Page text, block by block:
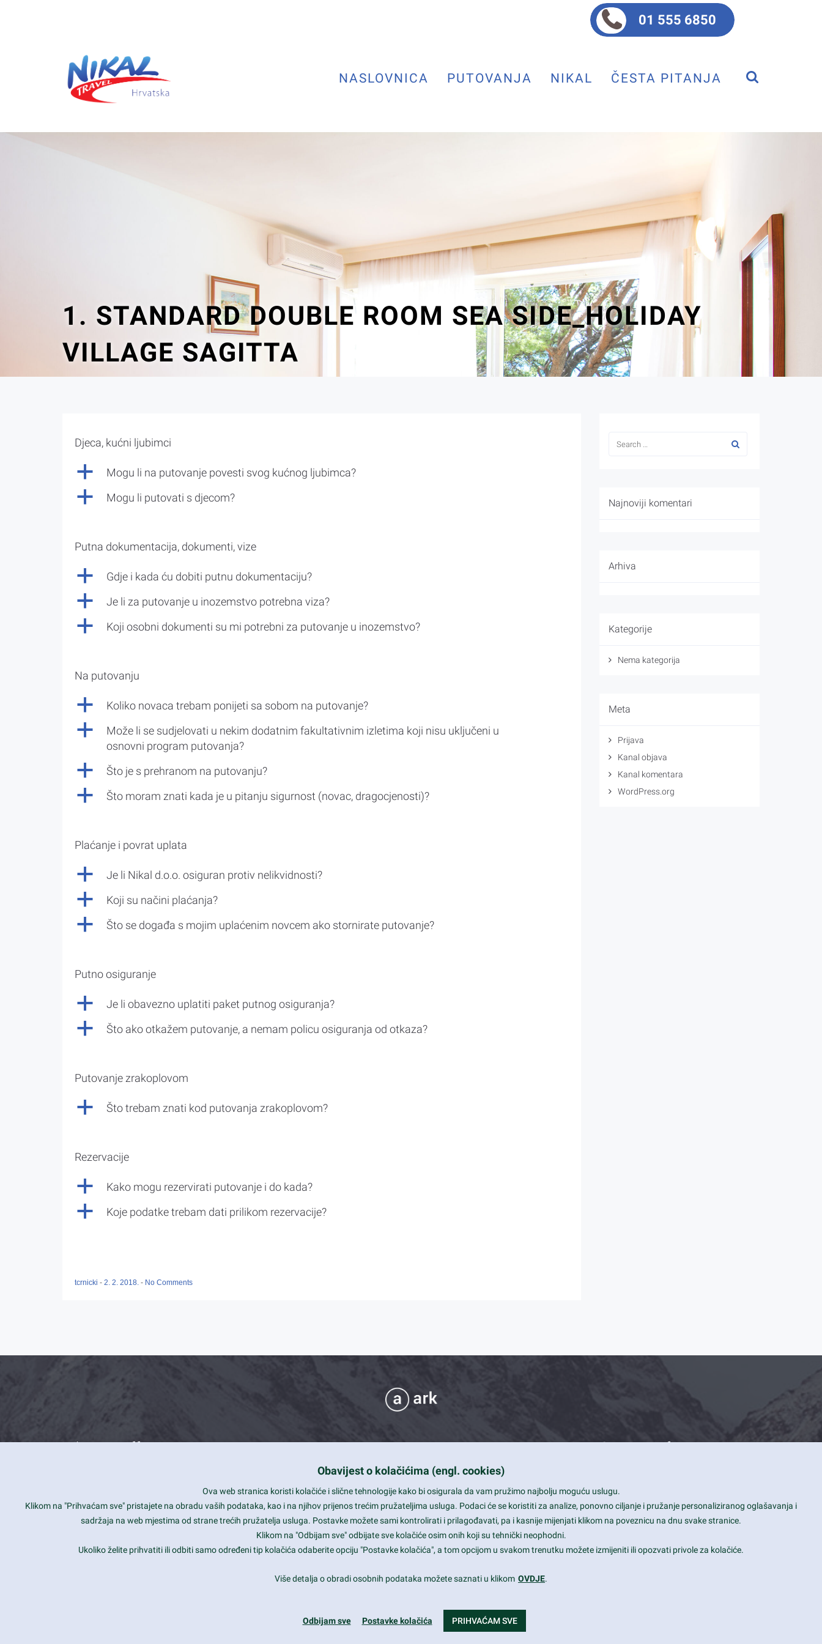
01 555 6850
NASLOVNICA PUTOVANJA NIKAL ČESTA PITANJA
1. STANDARD DOUBLE ROOM SEA SIDE_HOLIDAY
VILLAGE SAGITTA
Djeca, kućni ljubimci
a Mogu li na putovanje povesti svog kućnog ljubimca?
a Mogu li putovati s djecom?
Putna dokumentacija, dokumenti, vize
a Gdje i kada ću dobiti putnu dokumentaciju?
a Je li za putovanje u inozemstvo potrebna viza?
a Koji osobni dokumenti su mi potrebni za putovanje u inozemstvo?
Na putovanju
a Koliko novaca trebam ponijeti sa sobom na putovanje?
a
Može li se sudjelovati u nekim dodatnim fakultativnim izletima koji nisu uključeni u
osnovni program putovanja?
a Što je s prehranom na putovanju?
a Što moram znati kada je u pitanju sigurnost (novac, dragocjenosti)?
Plaćanje i povrat uplata
a Je li Nikal d.o.o. osiguran protiv nelikvidnosti?
a Koji su načini plaćanja?
a Što se događa s mojim uplaćenim novcem ako stornirate putovanje?
Putno osiguranje
a Je li obavezno uplatiti paket putnog osiguranja?
a Što ako otkažem putovanje, a nemam policu osiguranja od otkaza?
Putovanje zrakoplovom
a Što trebam znati kod putovanja zrakoplovom?
Rezervacije
a Kako mogu rezervirati putovanje i do kada?
a Koje podatke trebam dati prilikom rezervacije?
tcrnicki - 2. 2. 2018. - No Comments
Najnoviji komentari
Arhiva
Kategorije
Nema kategorija
Meta
Prijava
Kanal objava
Kanal komentara
WordPress.org
What we offer
Is your website user friendly?
Ark offers weekly stunning designs.
Why our customers love Ark?
Smart and beautiful design
Unlimited Eelements
Mobile ready
Contact Info
View, CA 94043
+1 650-253-0000
Daily: 9:00 am - 6:00 pm
Obavijest o kolačićima (engl. cookies)
Ova web stranica koristi kolačiće i slične tehnologije kako bi osigurala da vam pružimo najbolju moguću uslugu.
Klikom na "Prihvaćam sve" pristajete na obradu vaših podataka, kao i na njihov prijenos trećim pružateljima usluga. Podaci će se koristiti za analize, ponovno ciljanje i pružanje personaliziranog oglašavanja i
sadržaja na web mjestima od strane trećih pružatelja usluga. Postavke možete sami kontrolirati i prilagođavati, pa i kasnije mijenjati klikom na poveznicu na dnu svake stranice.
Klikom na "Odbijam sve" odbijate sve kolačiće osim onih koji su tehnički neophodni.
Ukoliko želite prihvatiti ili odbiti samo određeni tip kolačića odaberite opciju "Postavke kolačića", a tom opcijom u svakom trenutku možete izmijeniti ili opozvati privole za kolačiće.
Više detalja o obradi osobnih podataka možete saznati u klikom OVDJE.
Odbijam sve Postavke kolačića PRIHVAĆAM SVE